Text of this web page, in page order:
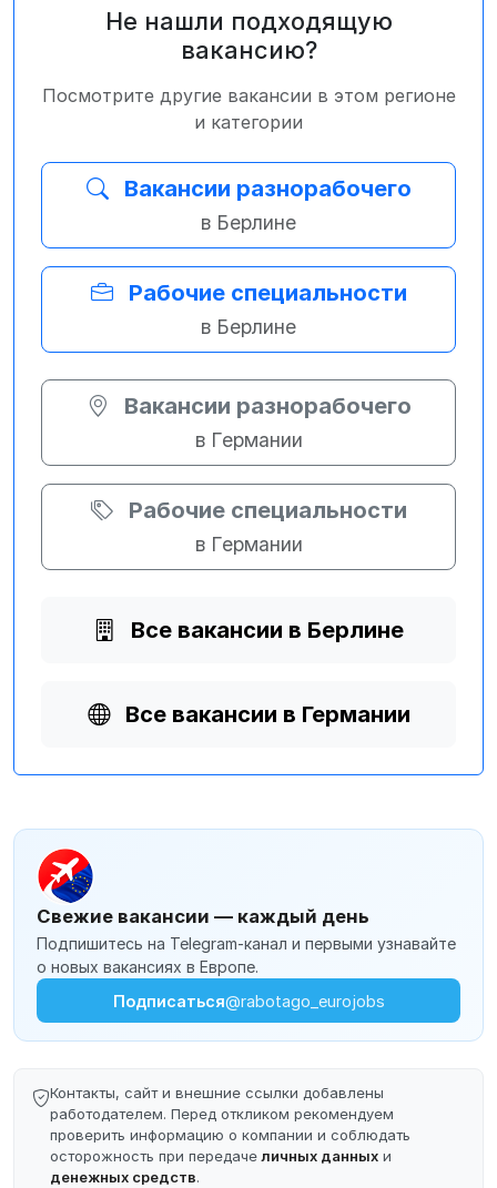
Не нашли подходящую
вакансию?
Посмотрите другие вакансии в этом регионе
и категории
Вакансии разнорабочего
в Берлине
Рабочие специальности
в Берлине
Вакансии разнорабочего
в Германии
Рабочие специальности
в Германии
Все вакансии в Берлине
Все вакансии в Германии
Свежие вакансии — каждый день
Подпишитесь на Telegram-канал и первыми узнавайте
о новых вакансиях в Европе.
Подписаться@rabotago_eurojobs
Контакты, сайт и внешние ссылки добавлены
работодателем. Перед откликом рекомендуем
проверить информацию о компании и соблюдать
осторожность при передачеличных данных и
денежных средств.